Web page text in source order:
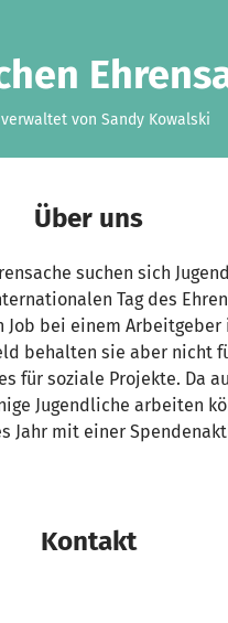
von Sandy Kowalski
Über uns
suchen sich
Tag des
Job bei einem Arbeitgeber
behalten sie aber nicht
für soziale Projekte. Da
Jugendliche arbeiten
Jahr mit einer
Kontakt